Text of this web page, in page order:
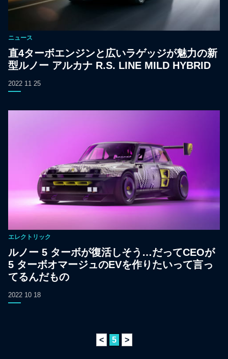
ニュース
直4ターボエンジンと広いラゲッジが魅力の新
型ルノー アルカナ R.S. LINE MILD HYBRID
2022 11 25
エレクトリック
ルノー 5 ターボが復活しそう…だってCEOが
5 ターボオマージュのEVを作りたいって言っ
てるんだもの
2022 10 18
< 5 >